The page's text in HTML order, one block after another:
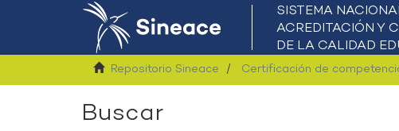
Repositorio Sineace Certificación de
Buscar